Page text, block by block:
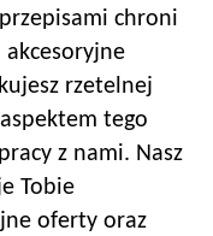
chroni
akcesoryjne
rzetelnej
tego
z nami. Nasz
Tobie
oferty oraz